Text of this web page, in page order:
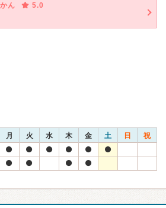
ん
5.0
月 火 水 木 金 土 日 祝